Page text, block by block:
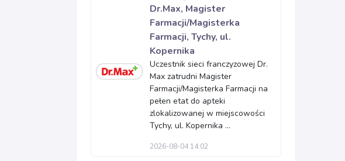
Dr.Max, Magister
Farmacji/Magisterka
Farmacji, Tychy, ul.
Kopernika
Uczestnik sieci franczyzowej Dr.
Max zatrudni Magister
Farmacji/Magisterka Farmacji na
pełen etat do apteki
zlokalizowanej w miejscowości
Tychy, ul. Kopernika ...
2026-08-04 14:02